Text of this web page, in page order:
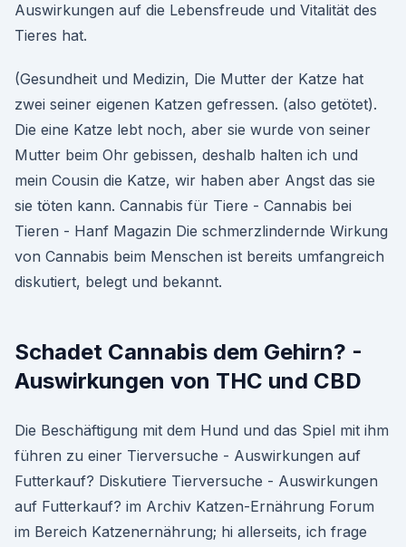
Auswirkungen auf die Lebensfreude und Vitalität des
Tieres hat.
(Gesundheit und Medizin, Die Mutter der Katze hat
zwei seiner eigenen Katzen gefressen. (also getötet).
Die eine Katze lebt noch, aber sie wurde von seiner
Mutter beim Ohr gebissen, deshalb halten ich und
mein Cousin die Katze, wir haben aber Angst das sie
sie töten kann. Cannabis für Tiere - Cannabis bei
Tieren - Hanf Magazin Die schmerzlindernde Wirkung
von Cannabis beim Menschen ist bereits umfangreich
diskutiert, belegt und bekannt.
Schadet Cannabis dem Gehirn? -
Auswirkungen von THC und CBD
Die Beschäftigung mit dem Hund und das Spiel mit ihm
führen zu einer Tierversuche - Auswirkungen auf
Futterkauf? Diskutiere Tierversuche - Auswirkungen
auf Futterkauf? im Archiv Katzen-Ernährung Forum
im Bereich Katzenernährung; hi allerseits, ich frage